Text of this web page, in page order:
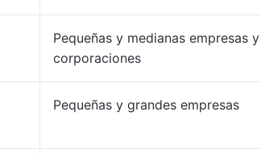
Pequeñas y medianas empresas y
corporaciones
Pequeñas y grandes empresas